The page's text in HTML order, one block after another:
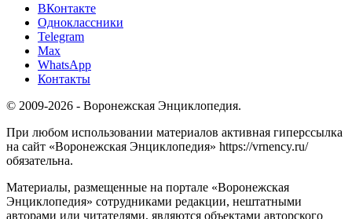
ВКонтакте
Одноклассники
Telegram
Max
WhatsApp
Контакты
© 2009-2026 - Воронежская Энциклопедия.
При любом использовании материалов активная гиперссылка
на сайт «Воронежская Энциклопедия» https://vrnency.ru/
обязательна.
Материалы, размещенные на портале «Воронежская
Энциклопедия» сотрудниками редакции, нештатными
авторами или читателями, являются объектами авторского